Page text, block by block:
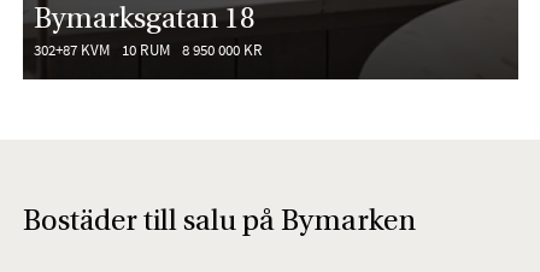
Bymarksgatan 18
302+87 KVM 10 RUM 8 950 000 KR
Bostäder till salu på Bymarken